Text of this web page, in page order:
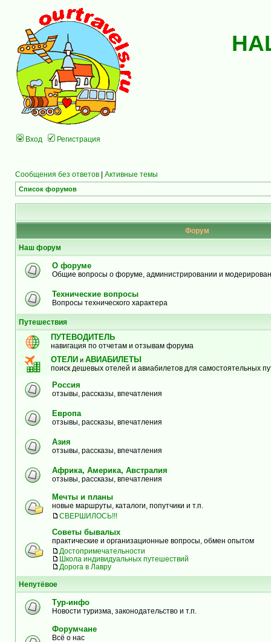
Вход Регистрация
Сообщения без ответов | Активные темы
Список форумов
Форум
Наш форум
О форуме
Общие вопросы о форуме, администрировании и
Технические вопросы
Вопросы технического характера
Путешествия
ПУТЕВОДИТЕЛЬ
навигация по отчетам и отзывам форума
ОТЕЛИ и АВИАБИЛЕТЫ
поиск дешевых отелей и авиабилетов для самостоятельных
Россия
отзывы, рассказы, впечатления
Европа
отзывы, рассказы, впечатления
Азия
отзывы, рассказы, впечатления
Африка, Америка, Австралия
отзывы, рассказы, впечатления
Мечты и планы
новые маршруты, каталоги, попутчики и т.п.
СВЕРШИЛОСЬ!!!
Советы бывалых
практические и организационные вопросы, обмен опытом
Достопримечательности
Школа индивидуальных путешествий
Дорога в Лавру
Непутёвое
Тур-инфо
Новости туризма, законодательство и т.п.
Форумчане
Всё о нас